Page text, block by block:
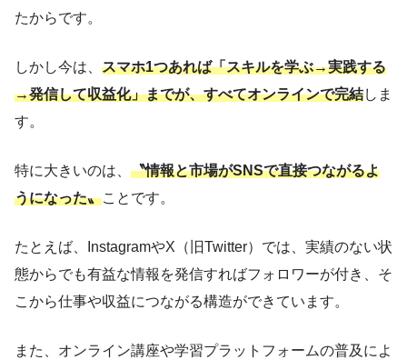
たからです。
しかし今は、 スマホ1つあれば「スキルを学ぶ→実践する
→発信して収益化」までが、すべてオンラインで完結しま
す。
特に大きいのは、 〝情報と市場がSNSで直接つながるよ
うになった〟ことです。
たとえば、InstagramやX（旧Twitter）では、実績のない状
態からでも有益な情報を発信すればフォロワーが付き、そ
こから仕事や収益につながる構造ができています。
また、オンライン講座や学習プラットフォームの普及によ